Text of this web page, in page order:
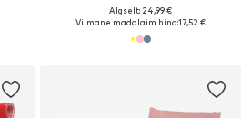
Algselt: 24,99 €
Viimane madalaim hind:17,52 €